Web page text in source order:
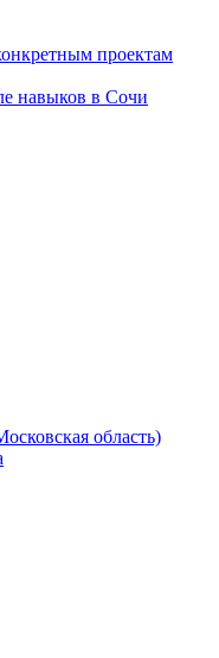
проектам
навыков в Сочи
область)